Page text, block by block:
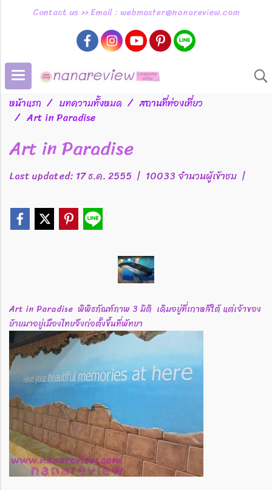
Contact us >> Email : webmaster@nanareview.com
หน้าแรก บทความทั้งหมด
สถานที่ท่องเที่ยว
Art in Paradise
Art in Paradise
Last updated: 17 ธ.ค. 2555 | 10033 จำนวนผู้เข้าชม |
Art in Paradise พิพิธภัณฑ์ภาพ 3 มิติ เดิมอยู่ที่เกาหลีใต้ แต่เจ้าของ
ย้ายมาอยู่เมืองไทยจึงก่อตั้งขึ้นที่พัทยา